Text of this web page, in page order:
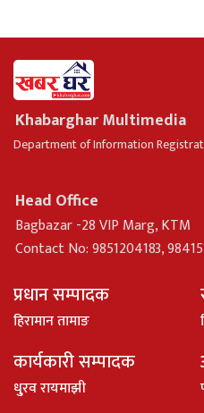
Khabarghar Multimedia
Department of Information
Head Office
Bagbazar -28 VIP Marg, KTM
Contact No: 9851204183,
प्रधान सम्पादक
हिरामान तामाङ
कार्यकारी सम्पादक
धु्रव रायमाझी